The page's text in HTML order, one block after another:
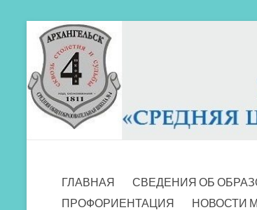
Перейти
содержимому
МБОУ СШ 4
ГЛАВНАЯ
СВЕДЕНИЯ ОБ
ПРОФОРИЕНТАЦИЯ
НОВОСТИ